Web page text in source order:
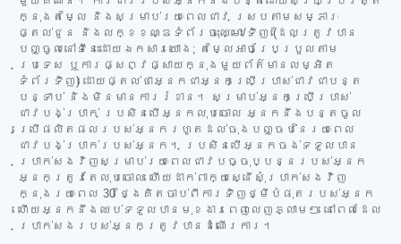
ក្នុងតម្លៃ និងសម្រាប់រយៈពេលជាវ ស្របតាមសម្ភារៈ
ផ្តល់ជូន និងលក្ខខណ្ឌទំព័រចុះឈ្មោះ/ទិញ (ដែលត្រូវបាន
បញ្ចូលនៅទីនេះដោយឯកសារយោង; តម្លៃអាចប្រែប្រួលតាម
ប្រទេស ឬការផ្សព្វផ្សាយក្នុងមួយព័ត៌មានលម្អិត
ទំព័រទិញ) ដោយផ្តល់ថាអ្នកជាអ្នកប្រើប្រាស់ជាវជាបន្ត
បន្ទាប់ និងមិនមានការរំខាន។ សម្រាប់អ្នកប្រើប្រាស់
ជាវបង់ប្រាក់ ប្រសិនបើអ្នកលុបចោល អ្នកនឹងបន្តចូល
ប្រើផលិតផលរបស់អ្នករហូតដល់ចុងបញ្ចប់នៃរយៈពេល
ជាវបង់ប្រាក់របស់អ្នក។ ប្រសិនបើអ្នកចង់ទទួលបាន
ប្រាក់សងវិញសម្រាប់រយៈពេលជាវបច្ចុប្បន្នរបស់អ្នក
អ្នកត្រូវតែលុបចោល ហើយដាក់ពាក្យស្នើសុំប្រាក់សងវិញ
ក្នុងរយៈពេល 30 ថ្ងៃគិតចាប់ពីការទិញថ្មីបំផុតរបស់អ្នក
ហើយអ្នកនឹងឈប់ទទួលបានមុខងារពេញលេញភ្លាមៗ នៅពេលដែល
ប្រាក់សងរបស់អ្នកត្រូវបានដំណើរការ។